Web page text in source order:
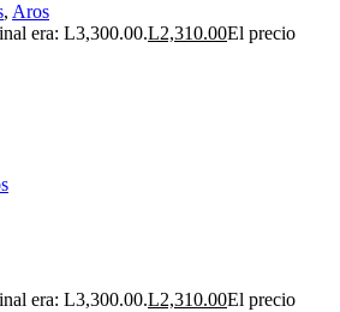
, Aros
era: L3,300.00.L2,310.00El precio
era: L3,300.00.L2,310.00El precio